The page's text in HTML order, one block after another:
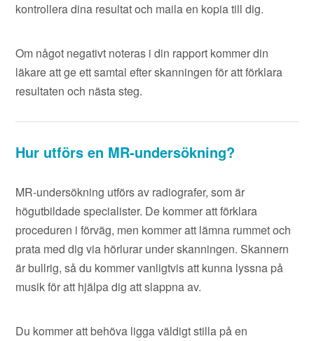
kontrollera dina resultat och maila en kopia till dig.
Om något negativt noteras i din rapport kommer din
läkare att ge ett samtal efter skanningen för att förklara
resultaten och nästa steg.
Hur utförs en MR-undersökning?
MR-undersökning utförs av radiografer, som är
högutbildade specialister. De kommer att förklara
proceduren i förväg, men kommer att lämna rummet och
prata med dig via hörlurar under skanningen. Skannern
är bullrig, så du kommer vanligtvis att kunna lyssna på
musik för att hjälpa dig att slappna av.
Du kommer att behöva ligga väldigt stilla på en